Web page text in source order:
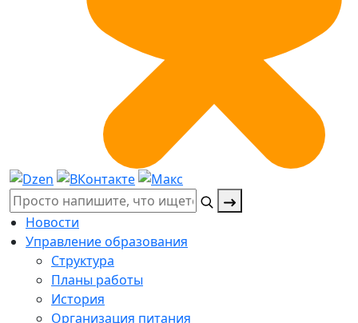
Поиск:
Новости
Управление образования
Структура
Планы работы
История
Организация питания